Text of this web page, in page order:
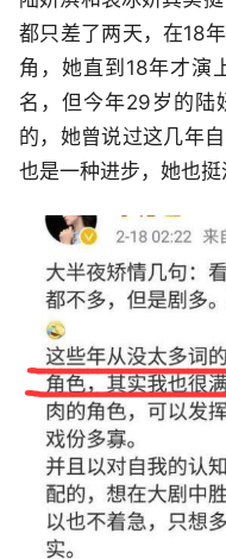
都只差了两天，在18
角，她直到18年才演
名，但今年29岁的陆
的，她曾说过这几年
也是一种进步，她也挺